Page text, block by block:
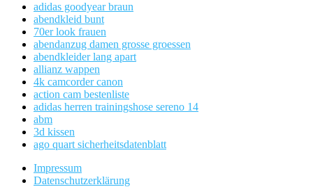
adidas goodyear braun
abendkleid bunt
70er look frauen
abendanzug damen grosse groessen
abendkleider lang apart
allianz wappen
4k camcorder canon
action cam bestenliste
adidas herren trainingshose sereno 14
abm
3d kissen
ago quart sicherheitsdatenblatt
Impressum
Datenschutzerklärung